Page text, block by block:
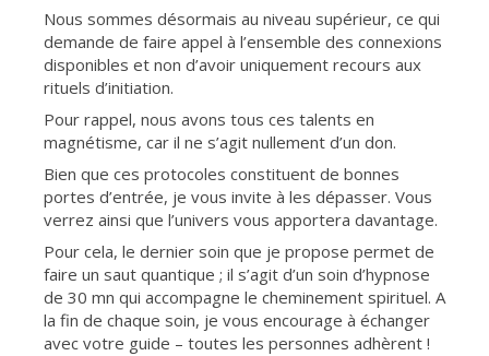
Nous sommes désormais au niveau supérieur, ce qui
demande de faire appel à l’ensemble des connexions
disponibles et non d’avoir uniquement recours aux
rituels d’initiation.
Pour rappel, nous avons tous ces talents en
magnétisme, car il ne s’agit nullement d’un don.
Bien que ces protocoles constituent de bonnes
portes d’entrée, je vous invite à les dépasser. Vous
verrez ainsi que l’univers vous apportera davantage.
Pour cela, le dernier soin que je propose permet de
faire un saut quantique ; il s’agit d’un soin d’hypnose
de 30 mn qui accompagne le cheminement spirituel. A
la fin de chaque soin, je vous encourage à échanger
avec votre guide – toutes les personnes adhèrent !